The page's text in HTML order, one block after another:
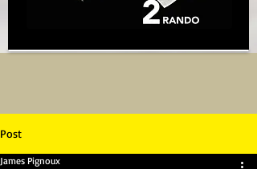
Post
James Pignoux